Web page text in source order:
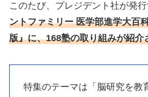
このたび、プレジデント社が発
ントファミリー 医学部進学大百
版』に、168塾の取り組みが紹介
特集のテーマは「脳研究を教